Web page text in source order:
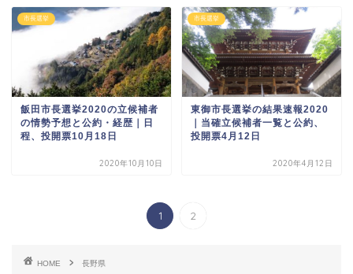
市長選挙
飯田市長選挙2020の立候補者
の情勢予想と公約・経歴｜日
程、投開票10月18日
2020年10月10日
市長選挙
東御市長選挙の結果速報2020
｜当確立候補者一覧と公約、
投開票4月12日
2020年4月12日
1 2
HOME 長野県